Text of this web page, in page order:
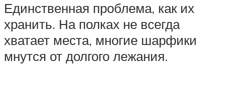
Единственная проблема, как их
хранить. На полках не всегда
хватает места, многие шарфики
мнутся от долгого лежания.